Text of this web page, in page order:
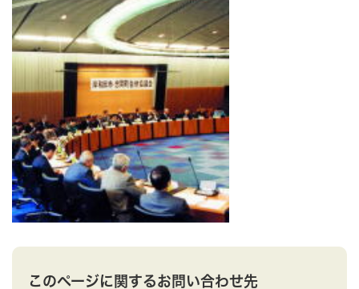
このページに関するお問い合わせ先